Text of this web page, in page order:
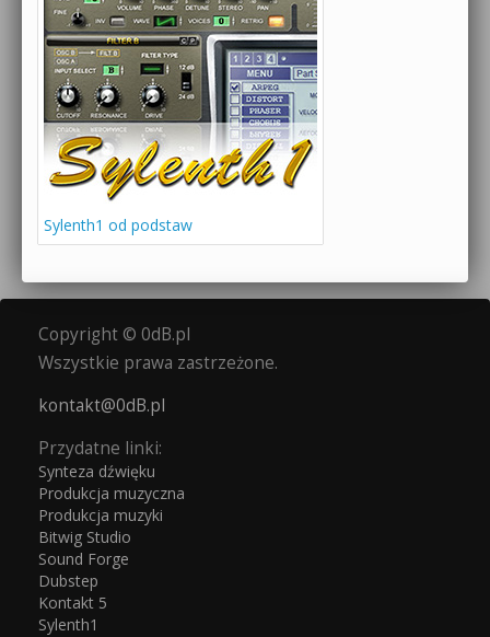
Sylenth1 od podstaw
Copyright © 0dB.pl
Wszystkie prawa zastrzeżone.
kontakt@0dB.pl
Przydatne linki:
Synteza dźwięku
Produkcja muzyczna
Produkcja muzyki
Bitwig Studio
Sound Forge
Dubstep
Kontakt 5
Sylenth1